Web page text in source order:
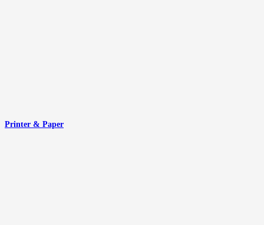
Printer & Paper